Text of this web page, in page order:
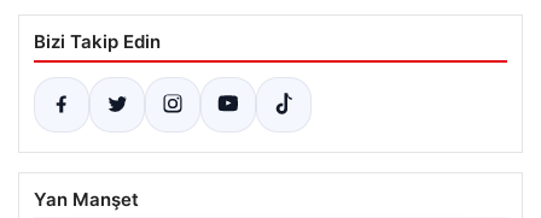
Bizi Takip Edin
Yan Manşet